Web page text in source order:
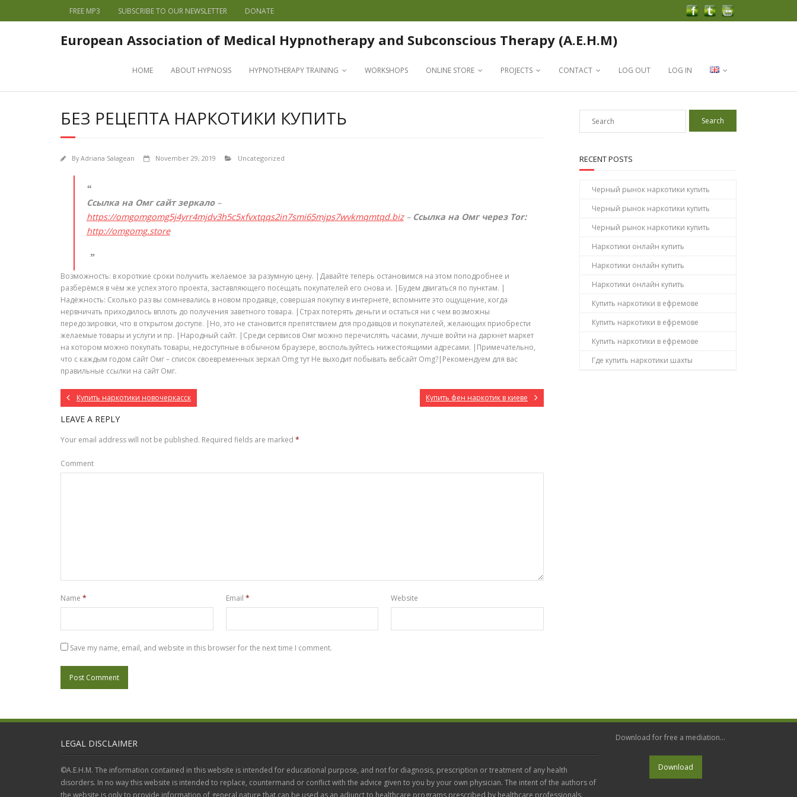
FREE MP3 SUBSCRIBE TO OUR NEWSLETTER DONATE
European Association of Medical Hypnotherapy and Subconscious Therapy (A.E.H.M)
HOME ABOUT HYPNOSIS HYPNOTHERAPY TRAINING WORKSHOPS ONLINE STORE PROJECTS CONTACT LOG OUT LOG IN
БЕЗ РЕЦЕПТА НАРКОТИКИ КУПИТЬ
ByAdriana Salagean November 29, 2019 Uncategorized
Ссылка на Омг сайт зеркало–
https://omgomgomg5j4yrr4mjdv3h5c5xfvxtqqs2in7smi65mjps7wvkmqmtqd.biz– Ссылка на Омг через Tor:
http://omgomg.store
Возможность: в короткие сроки получить желаемое за разумную цену. |Давайте теперь остановимся на этом поподробнее и
разберёмся в чём же успех этого проекта, заставляющего посещать покупателей его снова и. |Будем двигаться по пунктам. |
Надёжность: Сколько раз вы сомневались в новом продавце, совершая покупку в интернете, вспомните это ощущение, когда
нервничать приходилось вплоть до получения заветного товара. |Страх потерять деньги и остаться ни с чем возможны
передозировки, что в открытом доступе. |Но, это не становится препятствием для продавцов и покупателей, желающих приобрести
желаемые товары и услуги и пр. |Народный сайт. |Среди сервисов Омг можно перечислять часами, лучше войти на даркнет маркет
на котором можно покупать товары, недоступные в обычном браузере, воспользуйтесь нижестоящими адресами. |Примечательно,
что с каждым годом сайт Омг – список своевременных зеркал Omg тут Не выходит побывать вебсайт Omg?|Рекомендуем для вас
правильные ссылки на сайт Омг.
Купить наркотики новочеркасск Купить фен наркотик в киеве
LEAVE A REPLY
Your email address will not be published. Required fields are marked *
Comment
Name * Email * Website
Save my name, email, and website in this browser for the next time I comment.
RECENT POSTS
Черный рынок наркотики купить
Черный рынок наркотики купить
Черный рынок наркотики купить
Наркотики онлайн купить
Наркотики онлайн купить
Наркотики онлайн купить
Купить наркотики в ефремове
Купить наркотики в ефремове
Купить наркотики в ефремове
Где купить наркотики шахты
LEGAL DISCLAIMER
©A.E.H.M. The information contained in this website is intended for educational purpose, and not for diagnosis, prescription or treatment of any health
disorders. In no way this website is intended to replace, countermand or conflict with the advice given to you by your own physician. The intent of the authors of
the website is only to provide information of general nature that can be used as an adjunct to healthcare programs prescribed by healthcare professionals.
Download for free a mediation...